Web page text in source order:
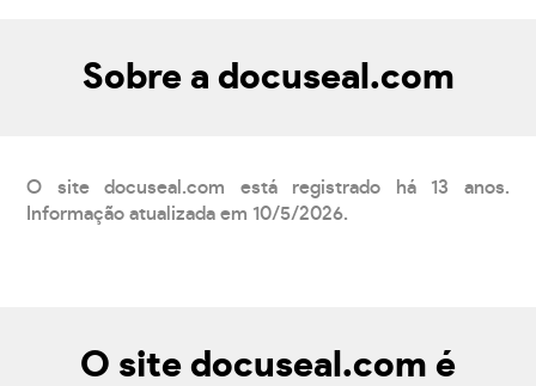
Sobre a docuseal.com
O site docuseal.com está registrado há 13 anos.
Informação atualizada em 10/5/2026.
O site docuseal.com é